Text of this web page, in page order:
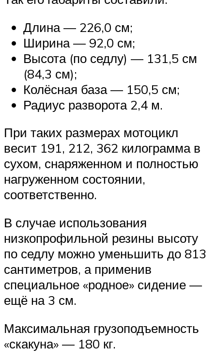
Длина — 226,0 см;
Ширина — 92,0 см;
Высота (по седлу) — 131,5 см
(84,3 см);
Колёсная база — 150,5 см;
Радиус разворота 2,4 м.
При таких размерах мотоцикл
весит 191, 212, 362 килограмма в
сухом, снаряженном и полностью
нагруженном состоянии,
соответственно.
В случае использования
низкопрофильной резины высоту
по седлу можно уменьшить до 813
сантиметров, а применив
специальное «родное» сидение —
ещё на 3 см.
Максимальная грузоподъемность
«скакуна» — 180 кг.